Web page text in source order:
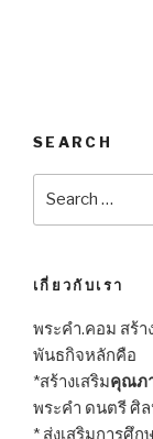
SEARCH
เกี่ยวกับเรา
พระคำ.คอม สร้
พันธกิจหลักคือ
*สร้างเสริมคุณภ
พระคำ ดนตรี ศิ
* ส่งเสริมการศึก